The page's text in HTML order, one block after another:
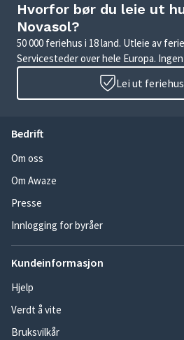
Hvorfor bør du leie ut
Novasol?
50 000 feriehus i 18 land. Utleie av
Servicesteder over hele Europa.
Lei ut
Bedrift
Om oss
Om Awaze
Presse
Innlogging for byråer
Kundeinformasjon
Hjelp
Verdt å vite
Bruksvilkår